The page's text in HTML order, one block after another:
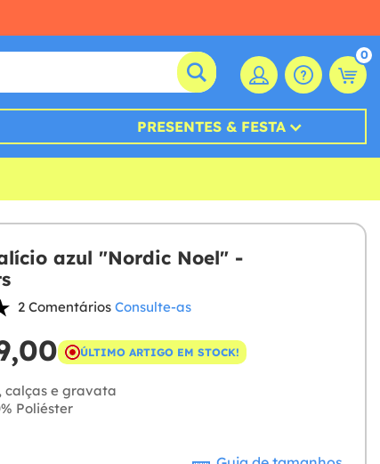
0
PRESENTES & FESTA
azul "Nordic Noel" -
2 Comentários Consulte-as
ÚLTIMO ARTIGO EM STOCK!
calças e gravata
Poliéster